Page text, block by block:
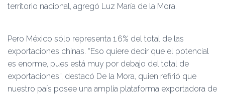
territorio nacional, agregó Luz María de la Mora.
Pero México sólo representa 1.6% del total de las
exportaciones chinas. “Eso quiere decir que el potencial
es enorme, pues está muy por debajo del total de
exportaciones”, destacó De la Mora, quien refirió que
nuestro país posee una amplia plataforma exportadora de